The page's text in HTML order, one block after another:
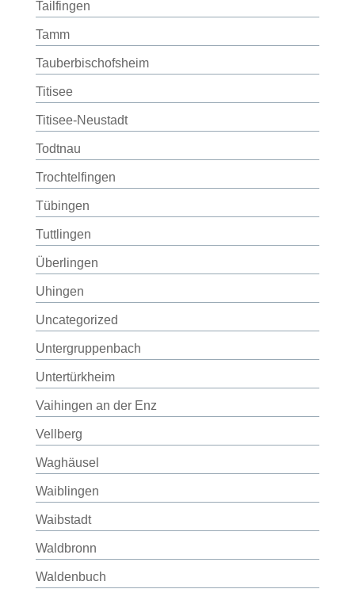
Tailfingen
Tamm
Tauberbischofsheim
Titisee
Titisee-Neustadt
Todtnau
Trochtelfingen
Tübingen
Tuttlingen
Überlingen
Uhingen
Uncategorized
Untergruppenbach
Untertürkheim
Vaihingen an der Enz
Vellberg
Waghäusel
Waiblingen
Waibstadt
Waldbronn
Waldenbuch